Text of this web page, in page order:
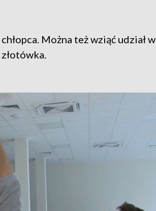
Można też wziąć udział w